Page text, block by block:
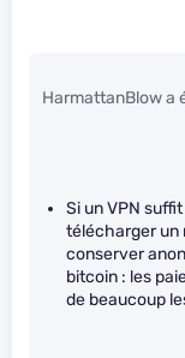
HarmattanBlow a
Si un VPN
télécharger un
conserver
bitcoin : les
de beaucoup